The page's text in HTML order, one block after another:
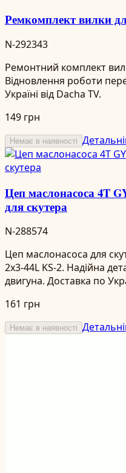
Ремкомплект вилки
N-292343
Ремонтний комплект
Відновлення роботи
Україні від Dacha TV.
149 грн
Немає в наявності
Цеп маслонасоса 4T
для скутера
N-288574
Цеп маслонасоса для
2х3-44L KS-2. Надійна
двигуна. Доставка по
161 грн
Немає в наявності